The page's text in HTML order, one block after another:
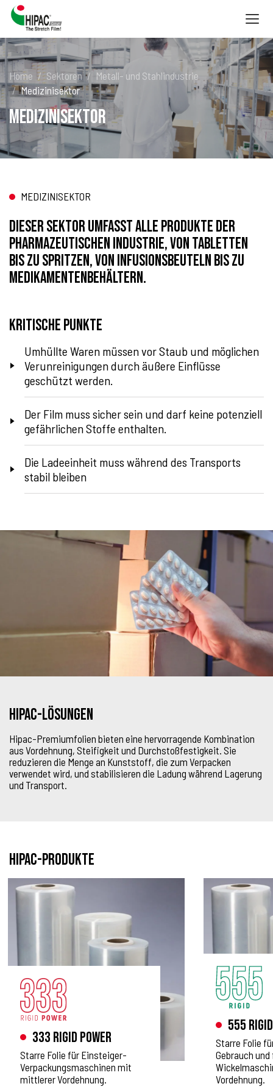
Home Sektoren
Metall- und Stahlindustrie
Medizinisektor
Medizinisektor
MEDIZINISEKTOR
Dieser Sektor umfasst alle Produkte der
pharmazeutischen Industrie, von Tabletten
bis zu Spritzen, von Infusionsbeuteln bis zu
Medikamentenbehältern.
Kritische Punkte
Umhüllte Waren müssen vor Staub und möglichen
Verunreinigungen durch äußere Einflüsse
geschützt werden.
Der Film muss sicher sein und darf keine potenziell
gefährlichen Stoffe enthalten.
Die Ladeeinheit muss während des Transports
stabil bleiben
HIPAC-Lösungen
Hipac-Premiumfolien bieten eine hervorragende Kombination
aus Vordehnung, Steifigkeit und Durchstoßfestigkeit. Sie
reduzieren die Menge an Kunststoff, die zum Verpacken
verwendet wird, und stabilisieren die Ladung während Lagerung
und Transport.
HIPAC-PRODUKTE
333 Rigid Power
Starre Folie für Einsteiger-
Verpackungsmaschinen mit
mittlerer Vordehnung.
555 Rigid
Starre Folie
Gebrauch und
Vordehnung.